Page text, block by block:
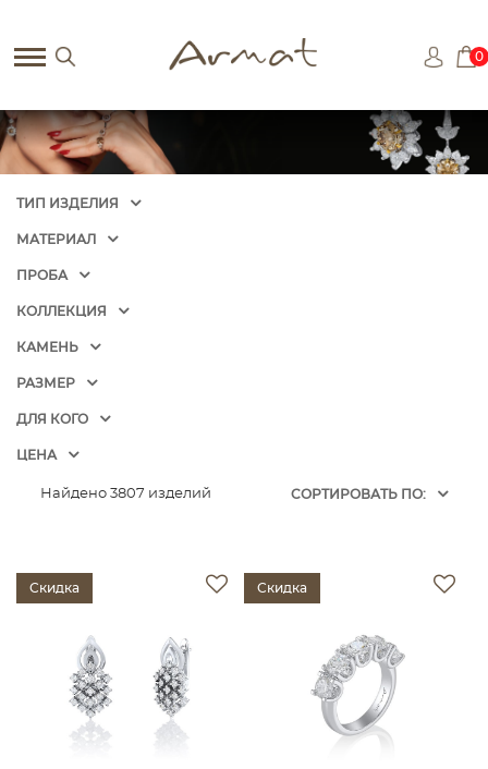
0
ТИП ИЗДЕЛИЯ
МАТЕРИАЛ
ПРОБА
КОЛЛЕКЦИЯ
КАМЕНЬ
РАЗМЕР
ДЛЯ КОГО
ЦЕНА
Найдено 3807 изделий CОРТИРОВАТЬ ПО:
Скидка Скидка